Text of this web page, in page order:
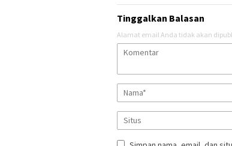
Tinggalkan Balasan
Alamat email Anda tidak akan